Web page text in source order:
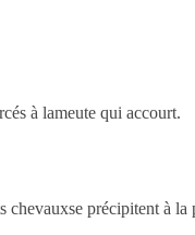
à lameute qui accourt.
précipitent à